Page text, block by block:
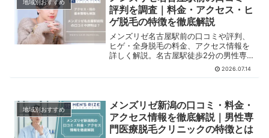
地域別おすすめ
評判を調査｜料金・アクセス・ヒ
ゲ脱毛の特徴を徹底解説
メンズリゼ名古屋駅前の口コミや評判、
ヒゲ・全身脱毛の料金、アクセス情報を
詳しく解説。名古屋駅徒歩2分の男性専
門医療脱毛クリニックの特徴も紹介しま
2026.07.14
地域別おすすめ
メンズリゼ新潟の口コミ・料金・
アクセス情報を徹底解説｜男性専
門医療脱毛クリニックの特徴とは